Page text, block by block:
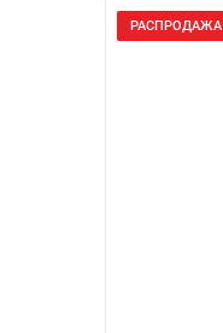
РАСПРОДАЖА